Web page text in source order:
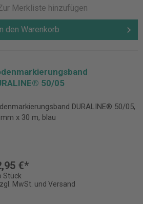
Merkliste hinzufügen
den Warenkorb
50/05
DURALINE® 50/05,
x 30 m, blau
€*
Stück
MwSt. und Versand